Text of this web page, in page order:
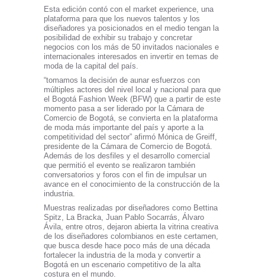
Esta edición contó con el market experience, una
plataforma para que los nuevos talentos y los
diseñadores ya posicionados en el medio tengan la
posibilidad de exhibir su trabajo y concretar
negocios con los más de 50 invitados nacionales e
internacionales interesados en invertir en temas de
moda de la capital del país.
“tomamos la decisión de aunar esfuerzos con
múltiples actores del nivel local y nacional para que
el Bogotá Fashion Week (BFW) que a partir de este
momento pasa a ser liderado por la Cámara de
Comercio de Bogotá, se convierta en la plataforma
de moda más importante del país y aporte a la
competitividad del sector” afirmó Mónica de Greiff,
presidente de la Cámara de Comercio de Bogotá.
Además de los desfiles y el desarrollo comercial
que permitió el evento se realizaron también
conversatorios y foros con el fin de impulsar un
avance en el conocimiento de la construcción de la
industria.
Muestras realizadas por diseñadores como Bettina
Spitz, La Bracka, Juan Pablo Socarrás, Álvaro
Ávila, entre otros, dejaron abierta la vitrina creativa
de los diseñadores colombianos en este certamen,
que busca desde hace poco más de una década
fortalecer la industria de la moda y convertir a
Bogotá en un escenario competitivo de la alta
costura en el mundo.